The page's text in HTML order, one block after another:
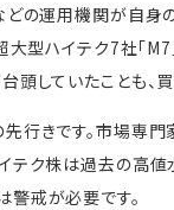
どの運用機関が自
大型ハイテク7社「
していたことも、買
行きです。市場専
テク株は過去の高
戒が必要です。